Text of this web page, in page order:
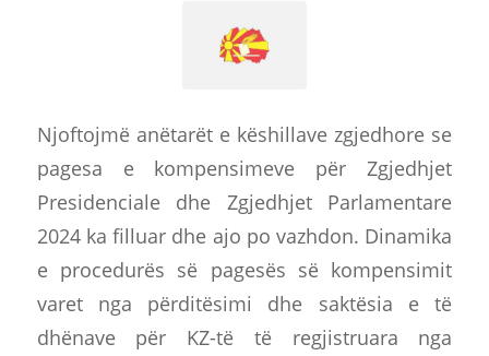
Njoftojmë anëtarët e këshillave zgjedhore se
pagesa e kompensimeve për Zgjedhjet
Presidenciale dhe Zgjedhjet Parlamentare
2024 ka filluar dhe ajo po vazhdon. Dinamika
e procedurës së pagesës së kompensimit
varet nga përditësimi dhe saktësia e të
dhënave për KZ-të të regjistruara nga